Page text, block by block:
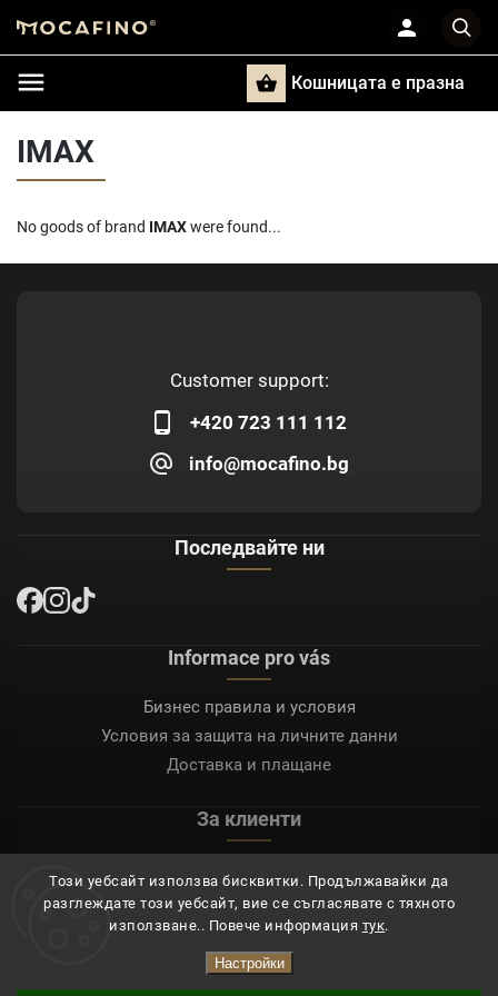
Този уебсайт използва бисквитки. Продължавайки да
разглеждате този уебсайт, вие се съгласявате с тяхното
използване.. Повече информация тук.
Настройки
Кошницата e празна
IMAX
No goods of brand IMAXwere found...
Customer support:
+420 723 111 112
info@mocafino.bg
Последвайте ни
Informace pro vás
Бизнес правила и условия
Условия за защита на личните данни
Доставка и плащане
За клиенти
Регистрация
Вход